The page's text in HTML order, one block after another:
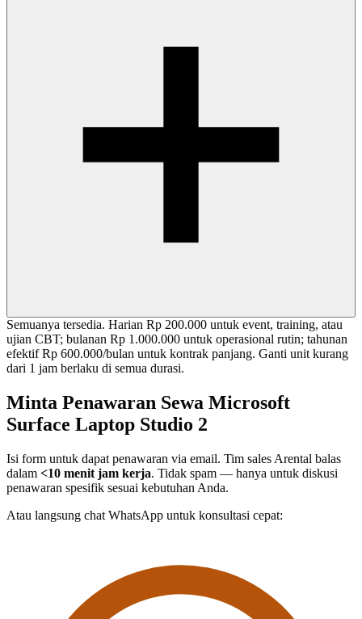
Semuanya tersedia. Harian Rp 200.000 untuk event, training, atau
ujian CBT; bulanan Rp 1.000.000 untuk operasional rutin; tahunan
efektif Rp 600.000/bulan untuk kontrak panjang. Ganti unit kurang
dari 1 jam berlaku di semua durasi.
Minta Penawaran Sewa Microsoft
Surface Laptop Studio 2
Isi form untuk dapat penawaran via email. Tim sales Arental balas
dalam <10 menit jam kerja. Tidak spam — hanya untuk diskusi
penawaran spesifik sesuai kebutuhan Anda.
Atau langsung chat WhatsApp untuk konsultasi cepat: